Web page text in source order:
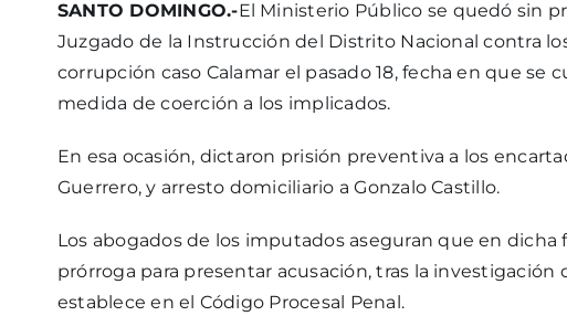
SANTO DOMINGO.-El Ministerio Público se quedó sin
Juzgado de la Instrucción del Distrito Nacional contra
corrupción caso Calamar el pasado 18, fecha en que se
medida de coerción a los implicados.
En esa ocasión, dictaron prisión preventiva a los
Guerrero, y arresto domiciliario a Gonzalo Castillo.
Los abogados de los imputados aseguran que en dicha
prórroga para presentar acusación, tras la
establece en el Código Procesal Penal.